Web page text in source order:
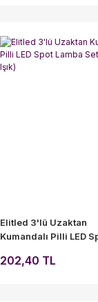
Elitled 3'lü Uzaktan
Kumandalı Pilli LED
202,40 TL